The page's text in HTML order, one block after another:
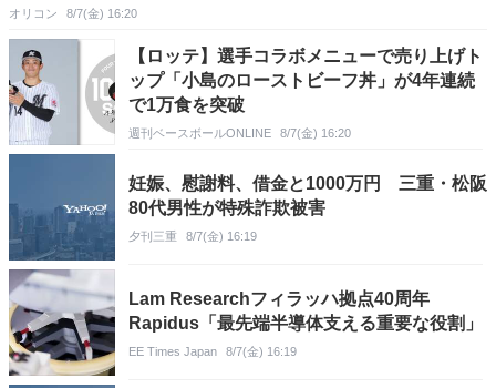
オリコン 8/7(金) 16:20
【ロッテ】選手コラボメニューで売り上げト
ップ「小島のローストビーフ丼」が4年連続
で1万食を突破
週刊ベースボールONLINE 8/7(金) 16:20
妊娠、慰謝料、借金と1000万円 三重・松阪
80代男性が特殊詐欺被害
夕刊三重 8/7(金) 16:19
Lam Researchフィラッハ拠点40周年
Rapidus「最先端半導体支える重要な役割」
EE Times Japan 8/7(金) 16:19